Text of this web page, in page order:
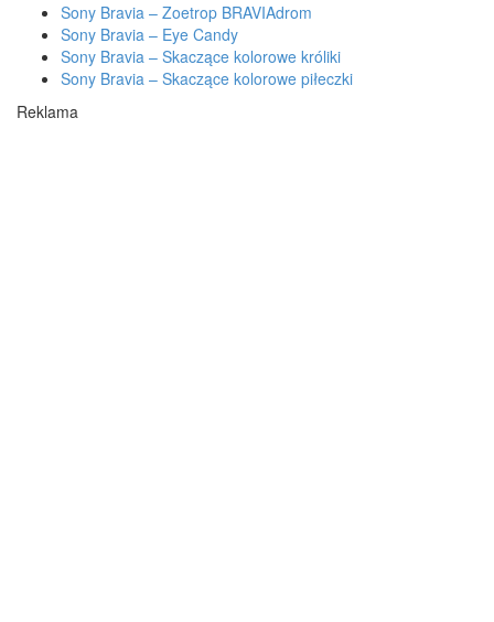
Sony Bravia – Zoetrop BRAVIAdrom
Sony Bravia – Eye Candy
Sony Bravia – Skaczące kolorowe króliki
Sony Bravia – Skaczące kolorowe piłeczki
Reklama